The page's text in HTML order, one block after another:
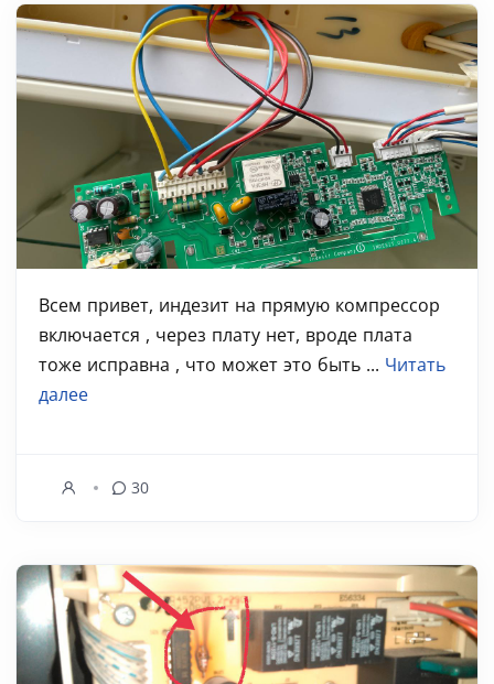
Всем привет, индезит на прямую компрессор
включается , через плату нет, вроде плата
тоже исправна , что может это быть ... Читать
далее
30